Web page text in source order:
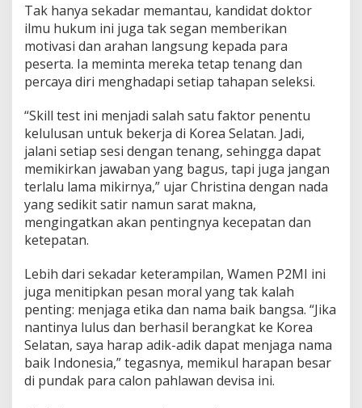
Tak hanya sekadar memantau, kandidat doktor
ilmu hukum ini juga tak segan memberikan
motivasi dan arahan langsung kepada para
peserta. Ia meminta mereka tetap tenang dan
percaya diri menghadapi setiap tahapan seleksi.
“Skill test ini menjadi salah satu faktor penentu
kelulusan untuk bekerja di Korea Selatan. Jadi,
jalani setiap sesi dengan tenang, sehingga dapat
memikirkan jawaban yang bagus, tapi juga jangan
terlalu lama mikirnya,” ujar Christina dengan nada
yang sedikit satir namun sarat makna,
mengingatkan akan pentingnya kecepatan dan
ketepatan.
Lebih dari sekadar keterampilan, Wamen P2MI ini
juga menitipkan pesan moral yang tak kalah
penting: menjaga etika dan nama baik bangsa. “Jika
nantinya lulus dan berhasil berangkat ke Korea
Selatan, saya harap adik-adik dapat menjaga nama
baik Indonesia,” tegasnya, memikul harapan besar
di pundak para calon pahlawan devisa ini.